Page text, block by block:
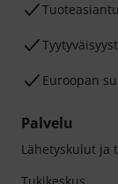
Euroopan
Palvelu
Lähetyskulut ja